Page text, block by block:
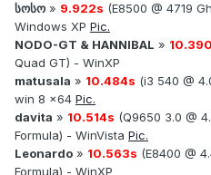
სოსო » 9.922s (E8500 @ 4719
Windows XP Pic.
NODO-GT & HANNIBAL »
Quad GT) - WinXP
matusala » 10.484s (i3 540 @
win 8 x64 Pic.
davita » 10.514s (Q9650 3.0 @
Formula) - WinVista Pic.
Leonardo » 10.563s (E8400 @
Formula) - WinXP